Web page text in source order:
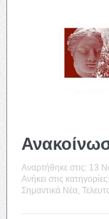
Αναρτήθηκε στις: 13
Ανήκει στις κατηγορίες:
Σημαντικά Νέα